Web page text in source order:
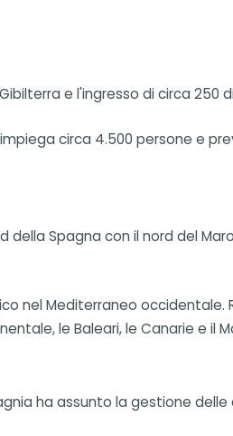
e l'ingresso di circa 250
circa 4.500 persone e
della Spagna con il nord del
nel Mediterraneo occidentale.
le Baleari, le Canarie e il
ha assunto la gestione